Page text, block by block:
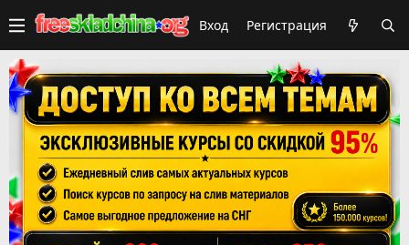
Вход Регистрация